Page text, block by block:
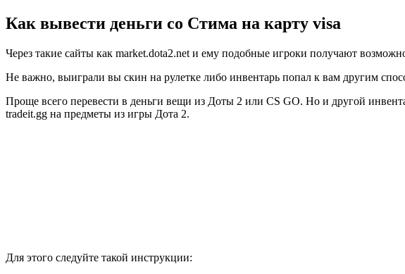
Как вывести деньги со Стима на карту visa
Через такие сайты как market.dota2.net и ему подобные игроки получают
Не важно, выиграли вы скин на рулетке либо инвентарь попал к вам другим
Проще всего перевести в деньги вещи из Доты 2 или CS GO. Но и другой
tradeit.gg на предметы из игры Дота 2.
Для этого следуйте такой инструкции: